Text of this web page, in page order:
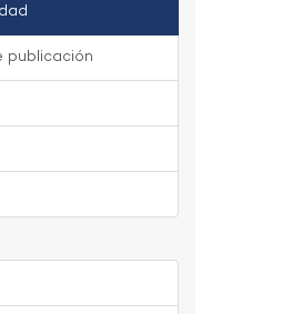
publicación